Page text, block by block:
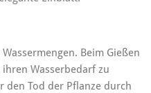
Beim Gießen
Wasserbedarf zu
den Tod der Pflanze durch